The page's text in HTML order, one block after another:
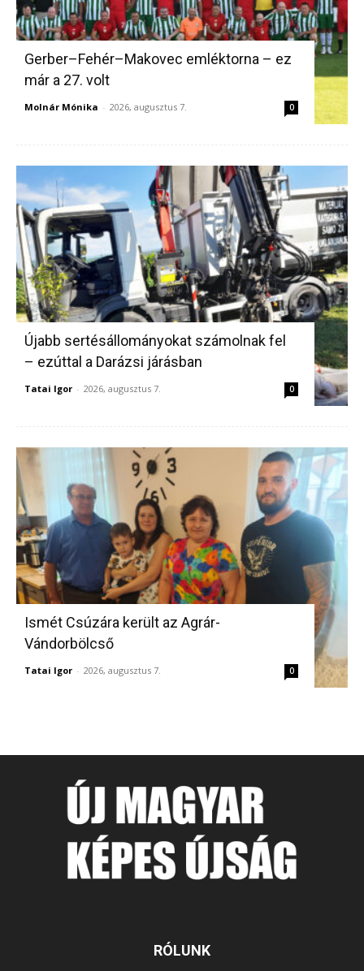
Gerber–Fehér–Makovec emléktorna – ez
már a 27. volt
Molnár Mónika - 2026, augusztus 7. 0
Újabb sertésállományokat számolnak fel
– ezúttal a Darázsi járásban
Tatai Igor - 2026, augusztus 7. 0
Ismét Csúzára került az Agrár-
Vándorbölcső
Tatai Igor - 2026, augusztus 7. 0
RÓLUNK